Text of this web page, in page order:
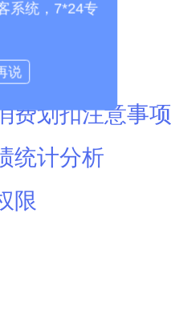
费划扣注意事项
统计分析
限
系统，7*24专
说